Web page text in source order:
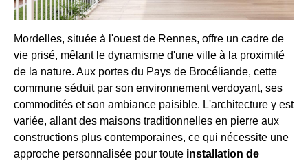
Mordelles, située à l'ouest de Rennes, offre un cadre de
vie prisé, mêlant le dynamisme d'une ville à la proximité
de la nature. Aux portes du Pays de Brocéliande, cette
commune séduit par son environnement verdoyant, ses
commodités et son ambiance paisible. L'architecture y est
variée, allant des maisons traditionnelles en pierre aux
constructions plus contemporaines, ce qui nécessite une
approche personnalisée pour toute installation de